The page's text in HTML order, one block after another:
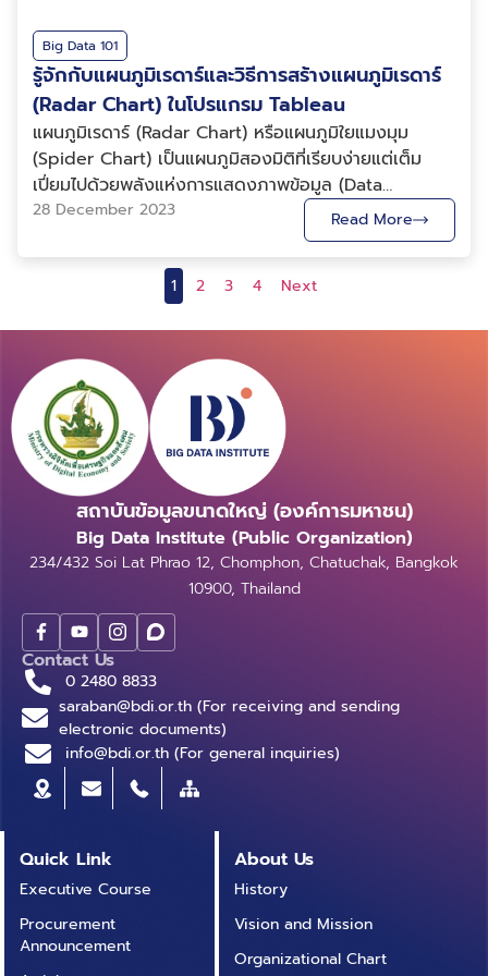
อย่างไร เช่น ยอด Click-Through Rates, Conversion
Rate บนเว็บไซต์ แล้วนำข้อมูลมาวิเคราะห์ว่ามียอดตามที่
คาดหวังหรือไม่ เพื่อพัฒนาเว็บไซต์และคอนเทนต์ต่อ หรือจะ
เป็นการนำมาใช้สำหรับวิเคราะห์โซเชียลมีเดีย อย่างการให้
Power BI ติดตามยอด Like ยอด Share และ
Comment ของโพสต์บนโซเชียลมีเดียขององค์กรว่ามี
จำนวนมากแค่ไหน การใช้ Power BI ช่วยให้ฝ่ายขายสามารถ
สร้างแดชบอร์ดเพื่อติดตาม Sales Metrics เช่น รายได้
รวม กำไรสุทธิ และอัตราการปิดยอดขาย ของพนักงานเป็น
รายบุคคลและยอดของทีมโดยรวม นอกจากนี้ยังสามารถใช้
Power BI มาวิเคราะห์ข้อมูลดังกล่าว เพื่อคาดการณ์ยอด
ขายที่อาจจะเกิดขึ้นในอนาคตตามระยะเวลาที่กำหนด ช่วยให้
ทีมนำข้อมูลมาตั้งเป้าหมายที่คาดว่าจะทำได้จริงมากที่สุด...
ตำแหน่งชื่อข้อมูลและรายละเอียดให้ครบ เพื่อให้ผู้อ่านรู้ว่า
กำลังดูข้อมูลอะไร และที่ขาดไม่ได้คือการเลือกใช้สีให้เข้ากับ
รูปแบบข้อมูลแต่ละส่วน ก็จะช่วยให้ผู้อ่านเข้าใจความหมายที่
ต้องการสื่อได้ง่าย มาถึงขั้นตอนสุดท้ายที่เราจะต้องเลือก
ซอฟต์แวร์มาแสดงข้อมูล ซึ่งในตลาดมีซอฟต์แวร์ให้เลือก
จำนวนมาก ยกตัวอย่างซอฟต์แวร์ที่ได้รับความนิยม 5 ตัว
ดังต่อไปนี้ เพราะฉะนั้น การทำ Data Visualization จึง
ไม่ใช่การนำข้อมูลมาออกแบบให้มีความน่าสนใจอย่างเดียว
แต่เป็นการนำข้อมูลที่มีความซับซ้อน มาสรุปให้เหลือเฉพาะ
รายละเอียดสำคัญที่จะช่วยให้เข้าใจข้อมูลได้ง่ายภายในเวลา
สั้น ๆ ผ่านการแสดงผลในรูปแบบต่าง ๆ เพื่อให้นำผลลัพธ์
https://bdi.or.th/big-data-101/picking-chart-for-
data-visualization/ แหล่งอ้างอิง
ดำเนินการใด ๆ ใน PySpark จะถูกดำเนินการแบบขนานบน
เครื่องทั้งหมดใน cluster เริ่มต้นโดยการ import และ
สร้าง SparkSession และสร้าง DataFrame ด้วย
spark.createDataFrame โดยได้ผลลัพธ์ออกมาเป็น
ตารางที่ไม่มี index และเมื่อต้องการแสดงตาราง ให้ใช้
ฟังก์ชัน show() และสามารถอ่านไฟล์ได้ เช่น การอ่าน csv
file ด้วยฟังก์ชัน spark.read.csv ตัวอย่าง PySpark
Transformations การทำ Transformations ใน PySpark
มีลักษณะเป็นแบบ Lazy evaluation ซึ่งหมายความว่าจะไม่
ถูกดำเนินการจนกว่าจะมีการเรียกใช้ Actions ตัวอย่างการ
แปลงใน PySpark มีดังนี้ ตัวอย่างการใช้งาน PySpark
SQL PySpark รองรับการใช้คำสั่ง SQL เพื่อดำเนินการ
แปลงข้อมูล (Transformation) ซึ่งที่ต้องทำคือการสร้าง
ตาราง (Table) หรือมุมมอง (View) จาก PySpark
DataFrame ตัวอย่าง Note !! วิธีการตัดสินใจเลือกระหว่าง
ใช้ Pandas หรือ PySpark การตัดสินใจเลือกระหว่าง
Pandas หรือ PySpark มีหลายองค์ประกอบในการตัดสิน
ใจ ไม่ว่าจะเป็น ขนาดของข้อมูล ทรัพยากรในการประมวลผล
ที่มีอยู่ และความต้องการเฉพาะของงานวิเคราะห์ข้อมูล
References บทความโดย ดร.ภิรมย์มาส เตชิตณัฏฐ์ศรุต
ตรวจทานและปรับปรุงโดย ดร.ขวัญศิริ ศิริมังคลา
เป็นค่าพร้อมด้วยไอคอนที่ปรับเปลี่ยนตามสูตรที่ต้องการ
แล้ว นอกจากนี้การแสดงผลสามารถเลือกเฉพาะ Dynamic
icons โดยปิดการแสดงผล Values การแสดงผล
สภาพอากาศมักถูกแสดงด้วยไอคอนที่เกี่ยวกับเมฆและฝน
ดังแสดงในรูปที่ 8 จะเป็นการแสดงผลสภาพอากาศ 7 วัน
ด้วยการใช้ Dynamic icons ในกรณีที่มีการวิเคราะห์
สถานการณ์เสี่ยงน้ำแล้งและน้ำท่วมสามารถแสดงผลความ
รุนแรงของความเสี่ยงด้วยสี อาจจะใช้เพียงจุดสีธรรมดาใน
การแสดงผล Dynamic Icons เป็นเครื่องมือที่มีประโยชน์
สำหรับการสร้าง Visuals ที่น่าสนใจและเข้าใจง่ายใน Power
BI ช่วยให้นักวิเคราะห์สื่อสารข้อมูลเชิงลึกแบบเรียลไทม์ เรา
บทความอื่น ๆ ของเราเพื่อเรียนรู้เทคนิคและเคล็ดลับใหม่ ๆ
ที่จะช่วยให้คุณกลายเป็นผู้เชี่ยวชาญด้านการวิเคราะห์และนำ
เสนอข้อมูล เราพร้อมที่จะแบ่งปันความรู้และไอเดีย
สร้างสรรค์ใหม่ ๆ อยู่เสมอ มาร่วมเป็นส่วนหนึ่งในการ
พัฒนาทักษะการใช้ Power BI ไปด้วยกันนะคะ บทความโดย
ขวัญศิริ ศิริมังคลาตรวจทานและปรับปรุงโดย นววิทย์ พงศ์
อนันต์ อ้างอิง
ของบทความนี้และบทความอื่น ๆ ที่เกี่ยวข้อง ก่อนที่เราจะไป
อธิบายการใช้เครื่องมือตัวนี้ ผู้เขียนขออธิบายก่อนว่าการใช้
ชุดคำสั่งภาษา Python ใน Power BI Desktop สามารถ
ทำได้หลักๆ 2 วิธี คือ โดยการใช้ชุดคำสั่งภาษา Python ทั้ง
2 วิธีนี้ ผู้ใช้งานจำเป็นต้องติดตั้ง Python และชุดคำสั่ง
สำเร็จรูป (Library) ที่เกี่ยวข้องบนเครื่องคอมพิวเตอร์ของ
ตนเองก่อนที่จะนำชุดคำสั่งภาษา Python ไปใช้งานใน
Power BI Desktop ขั้นตอนการใช้งาน Python Visual
สิ่งที่ควรรู้ก่อนการใช้งานเครื่องมือ Python Visual
ถึงในจุดนี้ผู้อ่านคงจะเห็นแล้วว่าเครื่องมือ Python Visual
เป็นเครื่องมือในซอฟต์แวร์ Power BI Desktop ที่มี
ประสิทธิภาพสูงและสามารถใช้งานได้โดยง่ายๆด้วยการเขียน
ชุดคำสั่งด้วยภาษา Python อย่างไรก็ดีผู้เขียนอยากอธิบาย
ให้ผู้อ่านเข้าใจว่าตัวเครื่องมือดี ๆ เช่นนี้ ก็ยังมีข้อจำกัดบาง
อย่างที่ควรรู้ก่อนการนำไปใช้งาน เพื่อประโยชน์สูงสุดของ
ตัวผู้ใช้เอง ซึ่งข้อจำกัดทั้งหมด ผู้ใช้สามารถศึกษาเพิ่มเติม
ได้จากบทความชื่อ สร้างวิชวล Power BI ด้วย Python
โดยในบทความนี้ผู้เขียนจะขอสรุปแค่ส่วนสำคัญจากข้อจำกัด
ทั้งหมดที่ผู้ใช้ควรรู้ก่อนการนำเครื่องมือตัวนี้ไปใช้ ดังต่อไปนี้
ที่กล่าวมาทั้งหมด เป็นเพียงตัวอย่างส่วนหนึ่งของการใช้
งานเครื่องมือ Python Visual บนซอฟต์แวร์ Power BI
Desktop ผู้ใช้ยังสามารถสร้างการแสดงผลด้วยชุดคำสั่ง
อื่นๆในภาษา Python ด้วยเครื่องมือนี้ อย่างไรก็ดีผู้เขียน
คิดว่าข้อควรรู้ก่อนการใช้งานเครื่องมือนี้ถือเป็นสิ่งที่สำคัญ
ที่สุด เพราะหากผู้ใช้ไม่ศึกษาข้อจำกัดเหล่านี้ให้เข้าใจก่อนการ
ใช้งาน ผู้ใช้มีความเสี่ยงที่จะพบปัญหาระหว่างการทำงาน
ด้วยเครื่องมือ Python Visual ในภายหลังและอาจไม่
สามารถแก้ไขปัญหานั้นได้โดยง่าย ซึ่งผู้เขียนหวังว่าบทความ
นี้จะเป็นประโยชน์ต่อ Data Scientist และ ผู้ใช้งาน Power
BI Desktop ไม่มากก็น้อย บทความโดย ปฏิภาณ แสง
เดือนตรวจทานและปรับปรุงโดย ปริสุทธิ์ จิตต์ภักดี เอกสาร
อ้างอิง
Big Data 101
รู้จักกับแผนภูมิเรดาร์และวิธีการสร้างแผนภูมิเรดาร์
(Radar Chart) ในโปรแกรม Tableau
แผนภูมิเรดาร์ (Radar Chart) หรือแผนภูมิใยแมงมุม
(Spider Chart) เป็นแผนภูมิสองมิติที่เรียบง่ายแต่เต็ม
เปี่ยมไปด้วยพลังแห่งการแสดงภาพข้อมูล (Data
Visualization) มีลักษณะแกนพุ่งออกจากจุดศูนย์กลาง
คล้ายใยแมงมุม โดยแกนทั้งหมดมีการกระจายออกด้วยมุมที่
เท่ากันและดึงออกจากกันอย่างสม่ำเสมอ แผนภูมิเรดาร์
เหมาะสำหรับการนำเสนอข้อมูลหลากหลายตัวแปรตั้งแต่สาม
อ่อนของสิ่งที่กำลังสนใจ ตัวอย่างเช่น การเปรียบเทียบ
ความสามารถในการเขียนโปรแกรมด้วยภาษาต่าง ๆ ของ
พนักงาน จากภาพตัวอย่าง สมมติว่าบริษัทหนึ่ง
กำลังจะมีการคัดเลือกพนักงาน เพื่อทำงานด้านการเขียน
โปรแกรมด้วยภาษาไพธอน (Python) และภาษาอาร์ (R)
บริษัทดังกล่าวสามารถวิเคราะห์ข้อมูลจากแผนภูมิเรดาร์ได้ว่า
ควรจะเลือกพนักงาน A ในการรับผิดชอบงานชิ้นนี้
เนื่องจากพนักงาน A มีทักษะการใช้ทั้งภาษาไพธอนและ
ภาษาอาร์ดีที่สุดเมื่อเทียบกับพนักงานคนอื่น ๆ นั่นเอง
จากตัวอย่างข้างต้น จะเห็นได้ว่าแผนภูมิเรดาร์มี
ประโยชน์ในการวิเคราะห์ข้อมูลได้อย่างรวดเร็วและมี
ประสิทธิภาพ ทั้งนี้การสร้างแผนภูมิเรดาร์มีขั้นตอนที่แตก
ต่างกันไปตามประเภทของโปรแกรมที่ใช้งาน เช่น ใน
โปรแกรม Excel หรือ Looker Studio มีขั้นตอนการสร้าง
ที่ค่อนข้างง่ายและสะดวกรวดเร็ว ในขณะที่ในโปรแกรม
Tableau อาจทำได้ยากกว่า และถึงแม้ว่าตัวโปรแกรม
Tableau จะมีการออกแบบให้มีเมนูส่วนขยาย (Extension)
เพื่อเพิ่มแผนภูมิ (Add-On Chart) โดยเฉพาะแผนภูมิ
เรดาร์ ในส่วนของการสร้างแดชบอร์ด แต่ก็ยังมีข้อจำกัดใน
เรื่องการใช้ชุดข้อมูลกับส่วนขยายดังกล่าว ในบทความนี้เรา
จะมาแนะนำวิธีการสร้างแผนภูมิเรดาร์ในโปรแกรม Tableau
ตั้งแต่เริ่มต้น โดยข้อมูลตัวอย่างที่ถูกนำมาใช้สำหรับการ
สร้างแผนภูมิเรดาร์ในบทความนี้เป็นข้อมูลจำลอง (Mocked
Data) ที่ผู้เขียนบทความสร้างขึ้นมาตามตารางด้านล่างนี้
28 December 2023 Read More
1 2 3 4 Next
สถาบันข้อมูลขนาดใหญ่ (องค์การมหาชน)
Big Data Institute (Public Organization)
234/432 Soi Lat Phrao 12, Chomphon, Chatuchak, Bangkok
10900, Thailand
Contact Us
0 2480 8833
saraban@bdi.or.th (For receiving and sending
electronic documents)
info@bdi.or.th (For general inquiries)
Quick Link
Executive Course
Procurement
Announcement
About Us
History
Vision and Mission
Organizational Chart